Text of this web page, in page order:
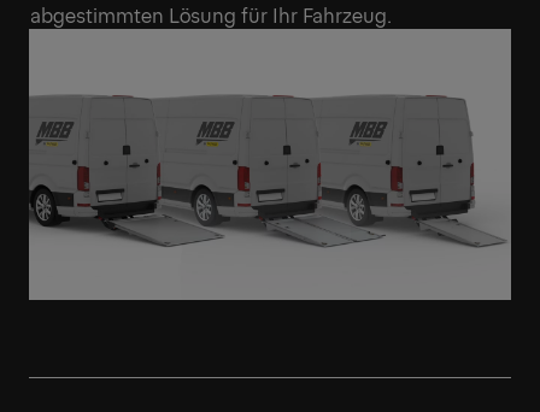
abgestimmten Lösung für Ihr Fahrzeug.